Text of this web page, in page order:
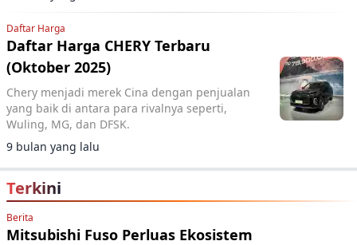
Daftar Harga
Daftar Harga CHERY Terbaru
(Oktober 2025)
Chery menjadi merek Cina dengan penjualan
yang baik di antara para rivalnya seperti,
Wuling, MG, dan DFSK.
9 bulan yang lalu
Terkini
Berita
Mitsubishi Fuso Perluas Ekosistem